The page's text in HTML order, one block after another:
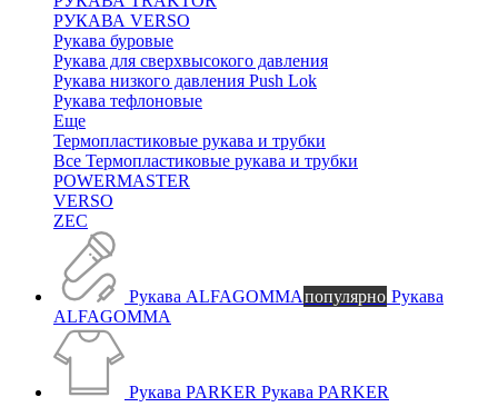
РУКАВА VERSO
Рукава буровые
Рукава для сверхвысокого давления
Рукава низкого давления Push Lok
Рукава тефлоновые
Еще
Термопластиковые рукава и трубки
Все Термопластиковые рукава и трубки
POWERMASTER
VERSO
ZEC
Рукава ALFAGOMMAпопулярно Рукава
ALFAGOMMA
Рукава PARKER Рукава PARKER